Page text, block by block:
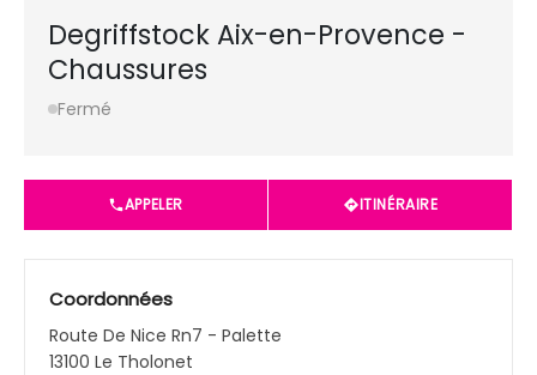
Degriffstock Aix-en-Provence -
Chaussures
Fermé
APPELER ITINÉRAIRE
Coordonnées
Route De Nice Rn7 - Palette
13100 Le Tholonet